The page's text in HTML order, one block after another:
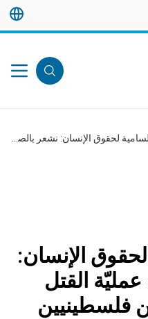
المفوضية السامية لحقوق الإنسان: نشعر بالصدمة إزاء عمليّة القتل المروّعة بحق رجلين فلسطينيين في جنين
الإنسان:
القتل
فلسطينيين